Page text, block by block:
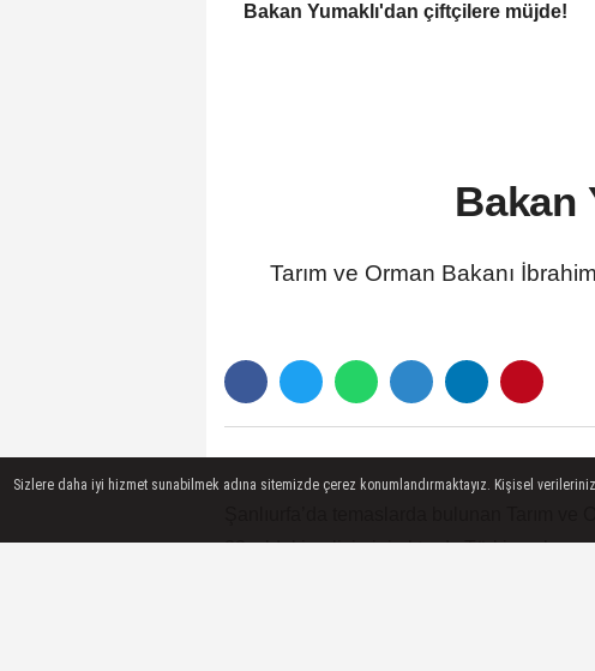
Bakan Yumaklı'dan çiftçilere müjde!
Bakan
Tarım ve Orman Bakanı
Sizlere daha iyi hizmet sunabilmek adına sitemizde çerez konumlandırmaktayız. Kişisel